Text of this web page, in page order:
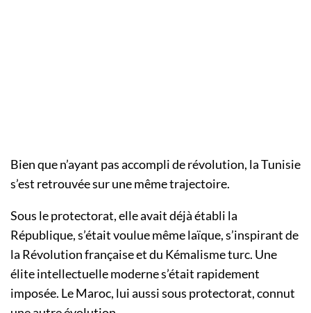
Bien que n’ayant pas accompli de révolution, la Tunisie
s’est retrouvée sur une même trajectoire.
Sous le protectorat, elle avait déjà établi la
République, s’était voulue même laïque, s’inspirant de
la Révolution française et du Kémalisme turc. Une
élite intellectuelle moderne s’était rapidement
imposée. Le Maroc, lui aussi sous protectorat, connut